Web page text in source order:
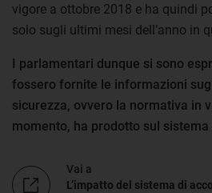
vigore a ottobre 2018 e ha quindi
solo sugli ultimi mesi dell’anno in
I parlamentari dunque si sono
fossero fornite le informazioni
sicurezza, ovvero la normativa in
momento, ha prodotto sul
Vai a
L’impatto del sistema di